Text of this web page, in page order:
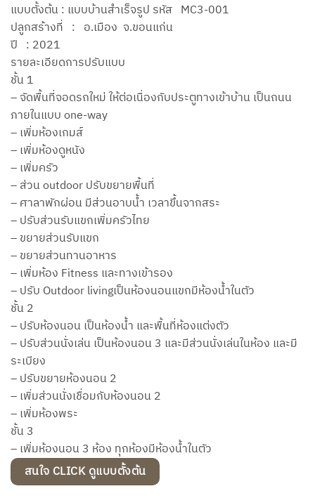
แบบตั้งต้น : แบบบ้านสำเร็จรูป รหัส MC3-001
ปลูกสร้างที่ : อ.เมือง จ.ขอนแก่น
ปี : 2021
รายละเอียดการปรับแบบ
ชั้น 1
– จัดพื้นที่จอดรถใหม่ ให้ต่อเนื่องกับประตูทางเข้าบ้าน เป็นถนน
ภายในแบบ one-way
– เพิ่มห้องเกมส์
– เพิ่มห้องดูหนัง
– เพิ่มครัว
– ส่วน outdoor ปรับขยายพื้นที่
– ศาลาพักผ่อน มีส่วนอาบน้ำ เวลาขึ้นจากสระ
– ปรับส่วนรับแขกเพิ่มครัวไทย
– ขยายส่วนรับแขก
– ขยายส่วนทานอาหาร
– เพิ่มห้อง Fitness และทางเข้ารอง
– ปรับ Outdoor livingเป็นห้องนอนแขกมีห้องน้ำในตัว
ชั้น 2
– ปรับห้องนอน เป็นห้องน้ำ และพื้นที่ห้องแต่งตัว
– ปรับส่วนนั่งเล่น เป็นห้องนอน 3 และมีส่วนนั่งเล่นในห้อง และมี
ระเบียง
– ปรับขยายห้องนอน 2
– เพิ่มส่วนนั่งเชื่อมกับห้องนอน 2
– เพิ่มห้องพระ
ชั้น 3
– เพิ่มห้องนอน 3 ห้อง ทุกห้องมีห้องน้ำในตัว
สนใจ CLICK ดูแบบตั้งต้น